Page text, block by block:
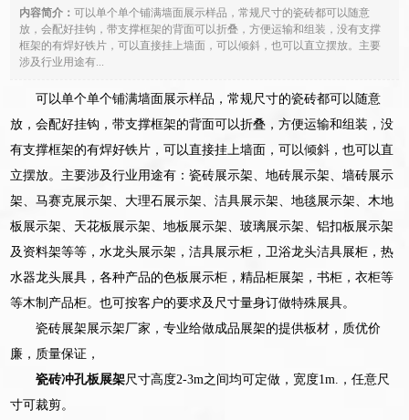
内容简介：可以单个单个铺满墙面展示样品，常规尺寸的瓷砖都可以随意
放，会配好挂钩，带支撑框架的背面可以折叠，方便运输和组装，没有支撑
框架的有焊好铁片，可以直接挂上墙面，可以倾斜，也可以直立摆放。主要
涉及行业用途有...
可以单个单个铺满墙面展示样品，常规尺寸的瓷砖都可以随意
放，会配好挂钩，带支撑框架的背面可以折叠，方便运输和组装，没
有支撑框架的有焊好铁片，可以直接挂上墙面，可以倾斜，也可以直
立摆放。主要涉及行业用途有：瓷砖展示架、地砖展示架、墙砖展示
架、马赛克展示架、大理石展示架、洁具展示架、地毯展示架、木地
板展示架、天花板展示架、地板展示架、玻璃展示架、铝扣板展示架
及资料架等等，水龙头展示架，洁具展示柜，卫浴龙头洁具展柜，热
水器龙头展具，各种产品的色板展示柜，精品柜展架，书柜，衣柜等
等木制产品柜。也可按客户的要求及尺寸量身订做特殊展具。
瓷砖展架展示架厂家，专业给做成品展架的提供板材，质优价
廉，质量保证，
瓷砖冲孔板展架尺寸高度2-3m之间均可定做，宽度1m.，任意尺
寸可裁剪。